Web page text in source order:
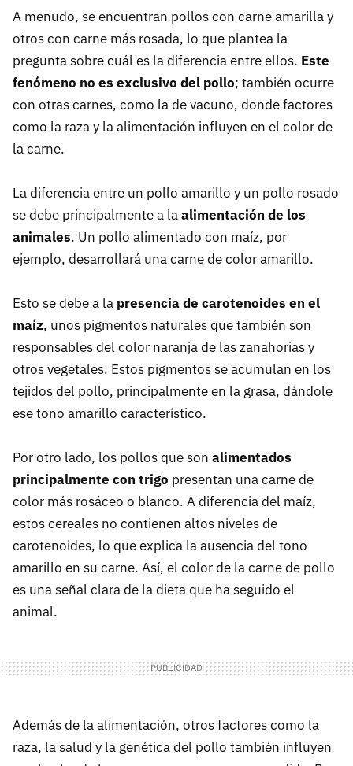
A menudo, se encuentran pollos con carne amarilla y
otros con carne más rosada, lo que plantea la
pregunta sobre cuál es la diferencia entre ellos. Este
fenómeno no es exclusivo del pollo; también ocurre
con otras carnes, como la de vacuno, donde factores
como la raza y la alimentación influyen en el color de
la carne.
La diferencia entre un pollo amarillo y un pollo rosado
se debe principalmente a laalimentación de los
animales. Un pollo alimentado con maíz, por
ejemplo, desarrollará una carne de color amarillo.
Esto se debe a la presencia de carotenoides en el
maíz, unos pigmentos naturales que también son
responsables del color naranja de las zanahorias y
otros vegetales. Estos pigmentos se acumulan en los
tejidos del pollo, principalmente en la grasa, dándole
ese tono amarillo característico.
Por otro lado, los pollos que son alimentados
principalmente con trigo presentan una carne de
color más rosáceo o blanco. A diferencia del maíz,
estos cereales no contienen altos niveles de
carotenoides, lo que explica la ausencia del tono
amarillo en su carne. Así, el color de la carne de pollo
es una señal clara de la dieta que ha seguido el
animal.
Además de la alimentación, otros factores como la
raza, la salud y la genética del pollo también influyen